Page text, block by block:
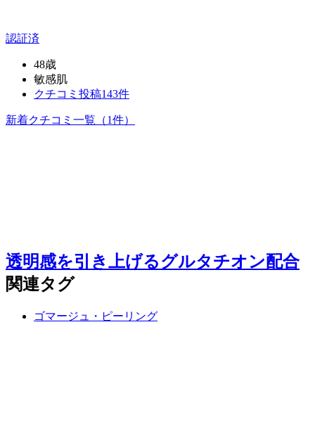
認証済
48歳
敏感肌
クチコミ投稿143件
新着クチコミ一覧 （1件）
透明感を引き上げるグルタチオン配合
関連タグ
ゴマージュ・ピーリング